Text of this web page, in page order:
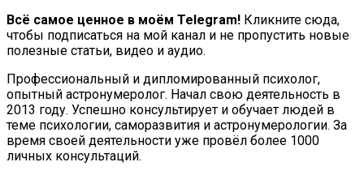
Всё самое ценное в моём Telegram! Кликните сюда,
чтобы подписаться на мой канал и не пропустить новые
полезные статьи, видео и аудио.
Профессиональный и дипломированный психолог,
опытный астронумеролог. Начал свою деятельность в
2013 году. Успешно консультирует и обучает людей в
теме психологии, саморазвития и астронумерологии. За
время своей деятельности уже провёл более 1000
личных консультаций.